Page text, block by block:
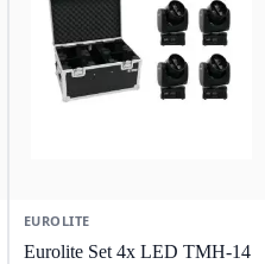
EUROLITE
Eurolite Set 4x LED TMH-14